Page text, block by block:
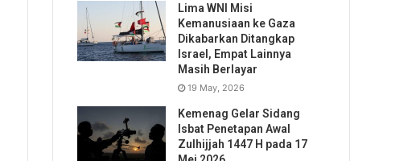
Lima WNI Misi
Kemanusiaan ke Gaza
Dikabarkan Ditangkap
Israel, Empat Lainnya
Masih Berlayar
19 May, 2026
Kemenag Gelar Sidang
Isbat Penetapan Awal
Zulhijjah 1447 H pada 17